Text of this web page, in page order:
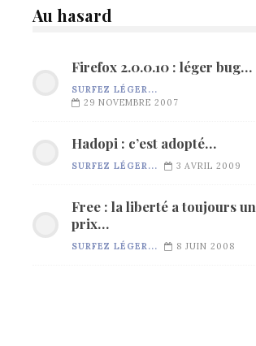
Au hasard
Firefox 2.0.0.10 : léger bug…
SURFEZ LÉGER...
29 NOVEMBRE 2007
Hadopi : c’est adopté…
SURFEZ LÉGER... 3 AVRIL 2009
Free : la liberté a toujours un
prix…
SURFEZ LÉGER... 8 JUIN 2008